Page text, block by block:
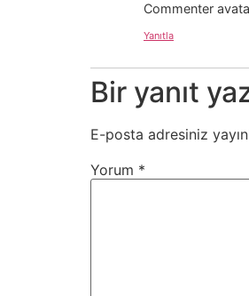
Commenter
Yanıtla
Bir yanıt
E-posta adresiniz
Yorum *